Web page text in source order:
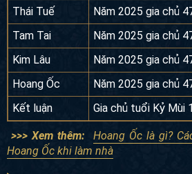
Tiêu chí Luận tuổi
Thái Tuế Năm 2025 gia chủ
Tam Tai Năm 2025 gia chủ
Kim Lâu Năm 2025 gia chủ
Hoang Ốc Năm 2025 gia chủ
Kết luận Gia chủ tuổi Kỷ